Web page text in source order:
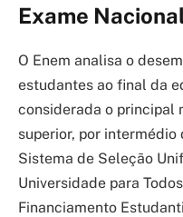
Exame
O Enem analisa o
estudantes ao final da
considerada o principal
superior, por
Sistema de Seleção
Universidade para
Financiamento